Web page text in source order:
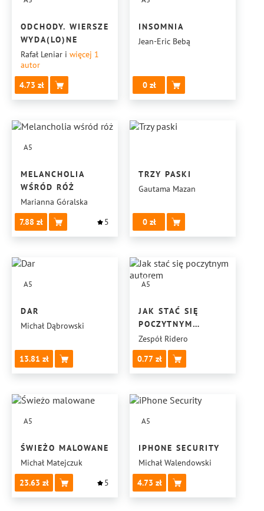
ODCHODY. WIERSZE
WYDA(LO)NE
Rafał Leniar i więcej 1
autor
4.73
INSOMNIA
Jean-Eric Bebą
0
A5
MELANCHOLIA
WŚRÓD RÓŻ
Marianna Góralska
7.88
5
TRZY PASKI
Gautama Mazan
0
A5
DAR
Michał Dąbrowski
13.81
A5
JAK STAĆ SIĘ
POCZYTNYM
AUTOREM
Zespół Ridero
0.77
A5
ŚWIEŻO MALOWANE
Michał Matejczuk
23.63
5
A5
IPHONE SECURITY
Michał Walendowski
4.73